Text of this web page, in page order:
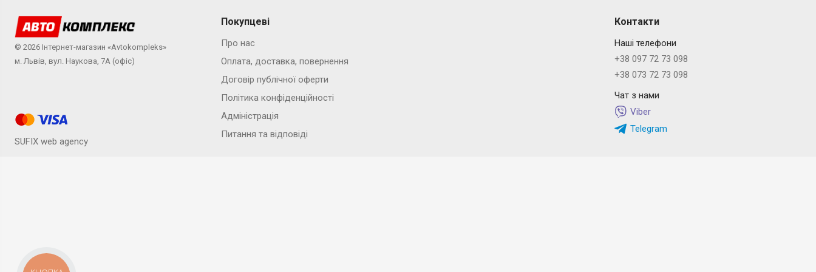
Покупцеві
Про нас
Оплата, доставка, повернення
Договір публічної оферти
Політика конфіденційності
Адміністрація
Питання та відповіді
Контакти
Наші телефони
+38 097 72 73 098
+38 073 72 73 098
Чат з нами
Viber
Telegram
© 2026 Інтернет-магазин «Avtokompleks»
м. Львів, вул. Наукова, 7А (офіс)
SUFIX web agency